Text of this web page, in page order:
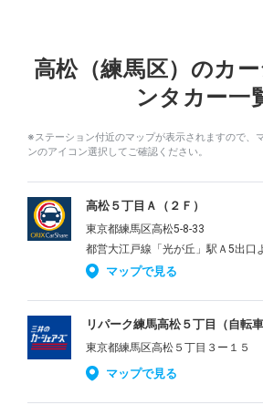
高松（練馬区）のカ
ンタカー一
※ステーション付近のマップが表示されますので、
ンのアイコン選択してご確認ください。
高松５丁目Ａ（２Ｆ）
東京都練馬区高松5-8-33
都営大江戸線「光が丘」駅Ａ5出口
マップで見る
リパーク練馬高松５丁目（自転車
東京都練馬区高松５丁目３ー１５
マップで見る
特集
アプリの使い方